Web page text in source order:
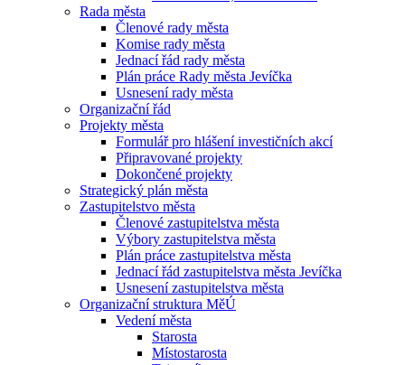
Rada města
Členové rady města
Komise rady města
Jednací řád rady města
Plán práce Rady města Jevíčka
Usnesení rady města
Organizační řád
Projekty města
Formulář pro hlášení investičních akcí
Připravované projekty
Dokončené projekty
Strategický plán města
Zastupitelstvo města
Členové zastupitelstva města
Výbory zastupitelstva města
Plán práce zastupitelstva města
Jednací řád zastupitelstva města Jevíčka
Usnesení zastupitelstva města
Organizační struktura MěÚ
Vedení města
Starosta
Místostarosta